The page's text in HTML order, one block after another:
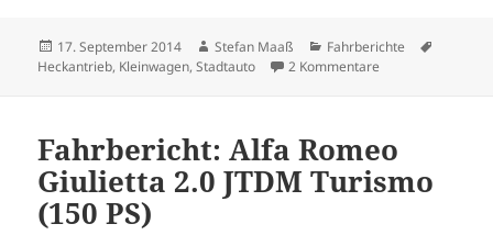
Veröffentlicht
am
17. September 2014 Autor
Stefan Maaß Kategorien
Fahrberichte
Heckantrieb, Kleinwagen,Stadtauto 2 Kommentare
Fahrbericht: Alfa Romeo
Giulietta 2.0 JTDM Turismo
(150 PS)